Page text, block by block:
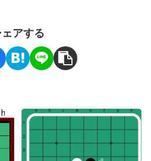
ェアする